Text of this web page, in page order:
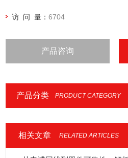
访 问 量：6704
产品咨询
产品分类 PRODUCT CATEGORY
相关文章 RELATED ARTICLES